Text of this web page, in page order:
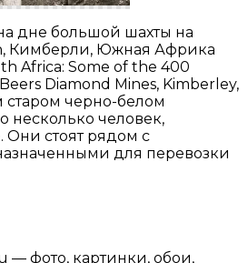
дне большой шахты на
Кимберли, Южная Африка
Africa: Some of the 400
Diamond Mines, Kimberley,
старом черно-белом
несколько человек,
Они стоят рядом с
для перевозки
— фото, картинки, обои,